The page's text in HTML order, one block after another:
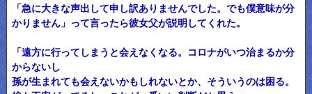
「急に大きな声出して申し訳ありませんでした。でも僕意味が分
かりません」って言ったら彼女父が説明してくれた。
「遠方に行ってしまうと会えなくなる。コロナがいつ治まるか分
からないし
孫が生まれても会えないかもしれないとか、そういうのは困る。